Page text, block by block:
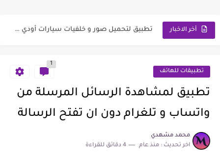
أخر الاخبار
موقع لإنشاء رمز باركود لشبكة الواي فاي للمنزل أو للعمل...
تطبيقات للهاتف
1
تطبيق لمشاهدة الرسائل المرسلة من
واتساب و تلغرام دون ان تفتح الرسالة
محمد مشهدي
اخر تحديث : منذ عام 4 دقائق للقراءة